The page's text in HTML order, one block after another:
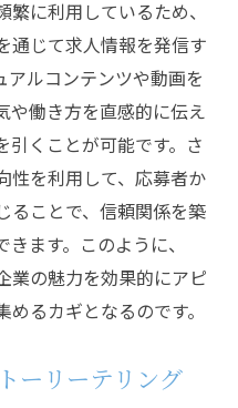
に利用しているため、
通じて求人情報を発信す
アルコンテンツや動画を
や働き方を直感的に伝え
引くことが可能です。さ
性を利用して、応募者か
ることで、信頼関係を築
ます。このように、
業の魅力を効果的にアピ
るカギとなるのです。
ーリーテリング